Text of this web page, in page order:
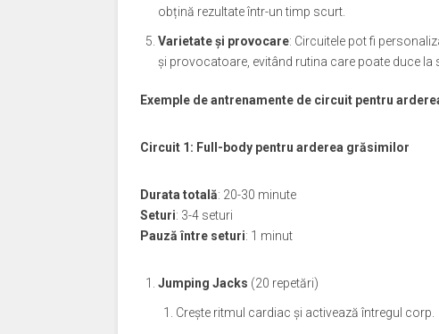
obțină rezultate într-un timp scurt.
Varietate și provocare: Circuitele pot fi
și provocatoare, evitând rutina care poate duce la
Exemple de antrenamente de circuit pentru
Circuit 1: Full-body pentru arderea grăsimilor
Durata totală: 20-30 minute
Seturi: 3-4 seturi
Pauză între seturi: 1 minut
Jumping Jacks (20 repetări)
Crește ritmul cardiac și activează întregul corp.